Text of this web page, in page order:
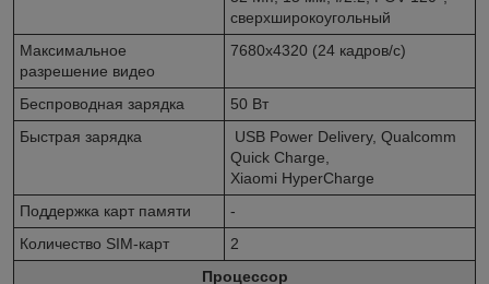
сверхширокоугольный
Максимальное
разрешение видео
7680x4320 (24 кадров/с)
Беспроводная зарядка
50 Вт
Быстрая зарядка
USB Power Delivery, Qualcomm
Quick Charge,
Xiaomi HyperCharge
Поддержка карт памяти
-
Количество SIM-карт
2
Процессор